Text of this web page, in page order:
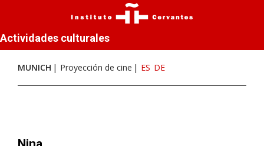
Actividades culturales
MUNICH Proyección de cine ES DE